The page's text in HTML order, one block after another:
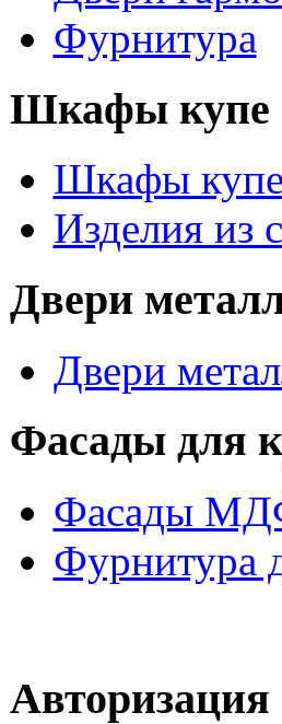
Фурнитура
Шкафы купе
Шкафы купе
Изделия из
Двери
Двери
Фасады для
Фасады
Фурнитура
Авторизация